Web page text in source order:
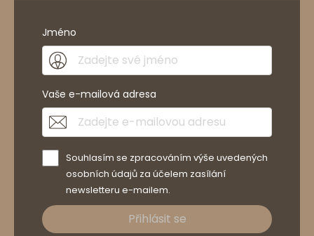
Jméno
Vaše e-mailová adresa
Souhlasím se zpracováním výše uvedených
osobních údajů za účelem zasílání
newsletteru e-mailem.
Přihlásit se